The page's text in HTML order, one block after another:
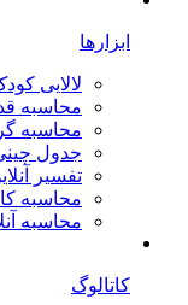
ابزارها
لالایی
محاسبه
محاسبه
جدول
تفسیر
محاسبه
محاسبه
کاتالوگ